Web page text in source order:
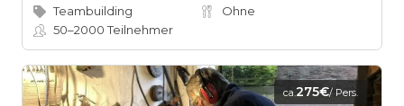
Teambuilding
Ohne
50–2000Teilnehmer
ca.275€/ Pers.